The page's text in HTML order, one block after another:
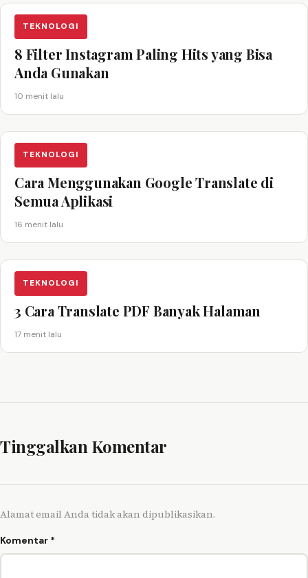
TEKNOLOGI
8 Filter Instagram Paling Hits yang Bisa
Anda Gunakan
10 menit lalu
TEKNOLOGI
Cara Menggunakan Google Translate di
Semua Aplikasi
16 menit lalu
TEKNOLOGI
3 Cara Translate PDF Banyak Halaman
17 menit lalu
Tinggalkan Komentar
Alamat email Anda tidak akan dipublikasikan.
Komentar *